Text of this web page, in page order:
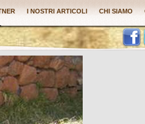
I NOSTRI ARTICOLI CHI SIAMO